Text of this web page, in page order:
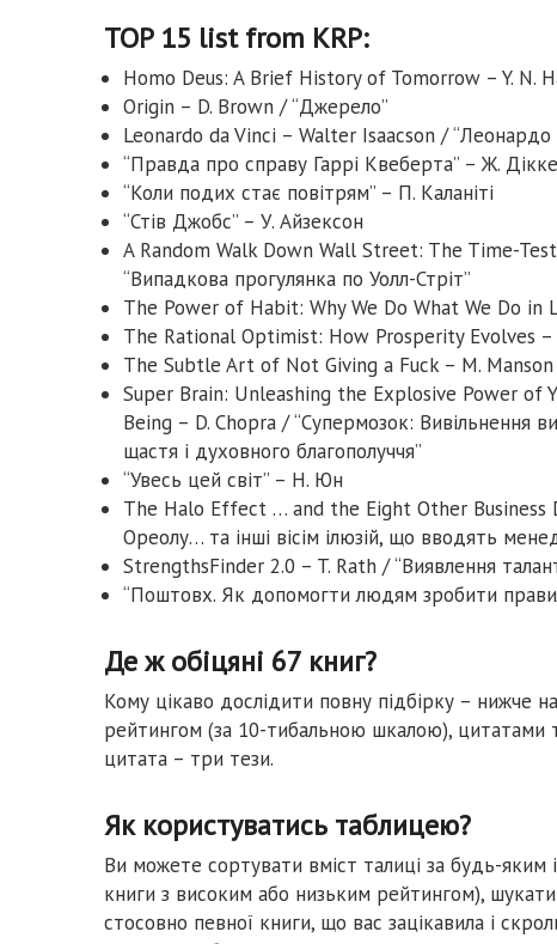
TOP 15 list from KRP:
Homo Deus: A Brief History of Tomorrow – Y. N.
Origin – D. Brown / “Джерело”
Leonardo da Vinci – Walter Isaacson / “Леонардо
“Правда про справу Гаррі Квеберта” – Ж.
“Коли подих стає повітрям” – П. Каланіті
“Стів Джобс” – У. Айзексон
A Random Walk Down Wall Street: The Time-
“Випадкова прогулянка по Уолл-Стріт”
The Power of Habit: Why We Do What We Do in
The Rational Optimist: How Prosperity Evolves –
The Subtle Art of Not Giving a Fuck – M.
Super Brain: Unleashing the Explosive Power of
Being – D. Chopra / “Супермозок: Вивільнення
щастя і духовного благополуччя”
“Увесь цей світ” – Н. Юн
The Halo Effect … and the Eight Other Business
Ореолу… та інші вісім ілюзій, що вводять
StrengthsFinder 2.0 – T. Rath / “Виявлення
“Поштовх. Як допомогти людям зробити
Де ж обіцяні 67 книг?
Кому цікаво дослідити повну підбірку – нижче
рейтингом (за 10-тибальною шкалою),
цитата – три тези.
Як користуватись таблицею?
Ви можете сортувати вміст талиці за будь-яким
книги з високим або низьким рейтингом),
стосовно певної книги, що вас зацікавила і